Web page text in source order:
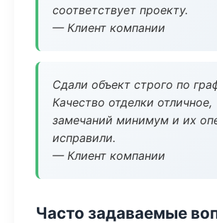
соответствует проекту.
— Клиент компании
Сдали объект строго по
Качество отделки отличное,
замечаний минимум и их
исправили.
— Клиент компании
Часто задаваемые